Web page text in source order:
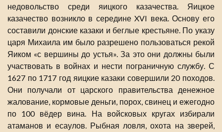
недовольство среди яицкого казачества. Яицкое
казачество возникло в середине XVI века. Основу его
составили донские казаки и беглые крестьяне. По указу
царя Михаила им было разрешено пользоваться рекой
Яиком «с вершины до устья». За это они должны были
участвовать в войнах и нести пограничную службу. С
1627 по 1717 год яицкие казаки совершили 20 походов.
Они получали от царского правительства денежное
жалование, кормовые деньги, порох, свинец и ежегодно
по 100 вёдер вина. На войсковых кругах избирали
атаманов и есаулов. Рыбная ловля, охота на зверей,